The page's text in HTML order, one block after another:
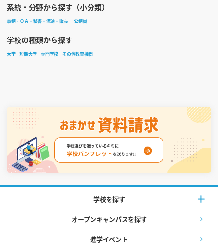
系統・分野から探す（小分類）
事務・ＯＡ・秘書・流通・販売 公務員
学校の種類から探す
大学 短期大学 専門学校 その他教育機関
学校を探す
オープンキャンパスを探す
進学イベント